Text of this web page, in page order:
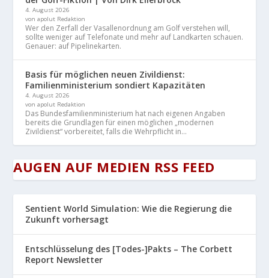
4. August 2026
von apolut Redaktion
Wer den Zerfall der Vasallenordnung am Golf verstehen will,
sollte weniger auf Telefonate und mehr auf Landkarten schauen.
Genauer: auf Pipelinekarten.
Basis für möglichen neuen Zivildienst:
Familienministerium sondiert Kapazitäten
4. August 2026
von apolut Redaktion
Das Bundesfamilienministerium hat nach eigenen Angaben
bereits die Grundlagen für einen möglichen „modernen
Zivildienst“ vorbereitet, falls die Wehrpflicht in...
AUGEN AUF MEDIEN RSS FEED
Sentient World Simulation: Wie die Regierung die
Zukunft vorhersagt
Entschlüsselung des [Todes-]Pakts – The Corbett
Report Newsletter